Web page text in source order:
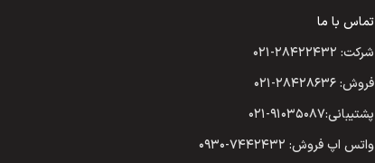
تماس با ما
شرکت: ۲۸۴۲۲۴۳۲-۰۲۱
فروش: ۲۸۴۲۸۶۳۶-۰۲۱
پشتیبانی:۹۱۰۳۵۰۸۷-۰۲۱
واتس اپ فروش: ۷۴۴۲۴۳۲-۰۹۳۰